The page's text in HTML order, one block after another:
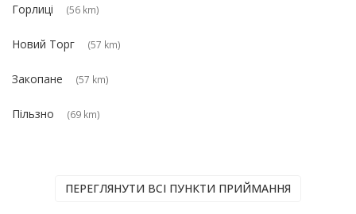
Горлиці (56 km)
Новий Торг (57 km)
Закопане (57 km)
Пільзно (69 km)
ПЕРЕГЛЯНУТИ ВСІ ПУНКТИ ПРИЙМАННЯ